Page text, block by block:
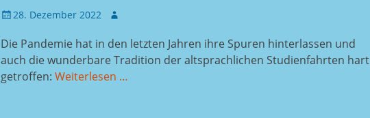
Gepostet
28. Dezember 2022 Autor
Die Pandemie hat in den letzten Jahren ihre Spuren hinterlassen und
auch die wunderbare Tradition der altsprachlichen Studienfahrten hart
getroffen: Weiterlesen …